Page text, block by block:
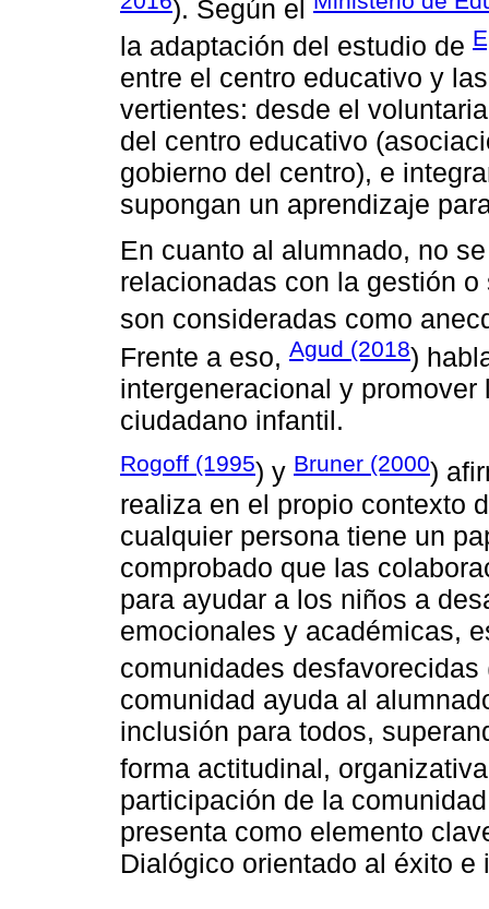
). Según el
la adaptación del estudio de
entre el centro educativo y
vertientes: desde el
del centro educativo
gobierno del centro), e
supongan un aprendizaje
En cuanto al alumnado, no
relacionadas con la gestión
son consideradas como
Frente a eso, Agud (2018)
intergeneracional y
ciudadano infantil.
Rogoff (1995) y Bruner (2000)
realiza en el propio contexto
cualquier persona tiene un
comprobado que las
para ayudar a los niños a
emocionales y académicas,
comunidades desfavorecidas
comunidad ayuda al
inclusión para todos,
forma actitudinal,
participación de la
presenta como elemento
Dialógico orientado al éxito